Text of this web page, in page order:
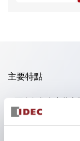
主要特點
可進行集合密著安
附鎖選擇開關採